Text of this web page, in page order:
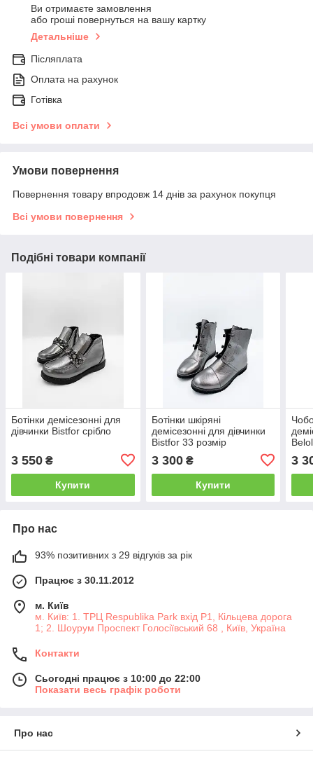
Ви отримаєте замовлення
або гроші повернуться на вашу картку
Детальніше
Післяплата
Оплата на рахунок
Готівка
Всі умови оплати
Умови повернення
Повернення товару впродовж 14 днів за рахунок покупця
Всі умови повернення
Подібні товари компанії
Ботінки демісезонні для
дівчинки Bistfor срібло
3 550 ₴
Купити
Ботінки шкіряні
демісезонні для дівчинки
Bistfor 33 розмір
3 300₴
Купити
3
Про нас
93% позитивних з 29 відгуків за рік
Працює з 30.11.2012
м. Київ
м. Київ: 1. ТРЦ Respublika Park вхід P1, Кільцева дорога
1; 2. Шоурум Проспект Голосіївський 68 , Київ, Україна
Контакти
Сьогодні працює з 10:00 до 22:00
Показати весь графік роботи
Про нас